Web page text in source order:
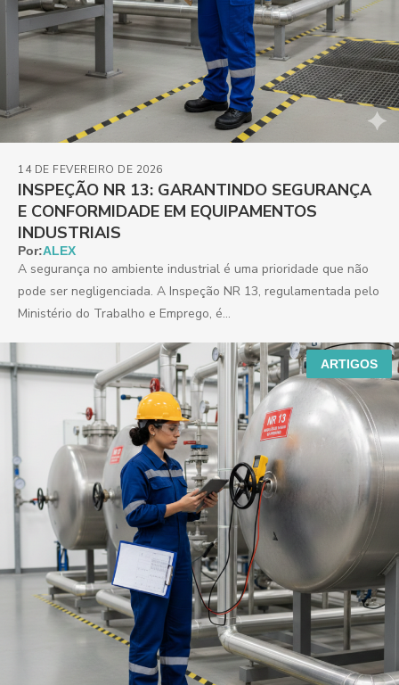
INSPEÇÃO NR 13: GARANTINDO SEGURANÇA
E CONFORMIDADE EM EQUIPAMENTOS
INDUSTRIAIS
14 DE FEVEREIRO DE 2026
Por:ALEX
A segurança no ambiente industrial é uma prioridade que não
pode ser negligenciada. A Inspeção NR 13, regulamentada pelo
Ministério do Trabalho e Emprego, é...
ARTIGOS